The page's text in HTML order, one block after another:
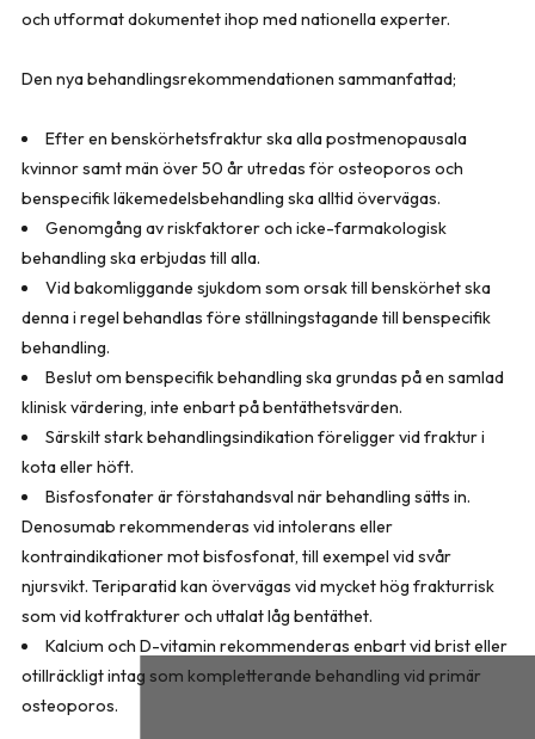
och utformat dokumentet ihop med nationella experter.
Den nya behandlingsrekommendationen sammanfattad;
Efter en benskörhetsfraktur ska alla postmenopausala
kvinnor samt män över 50 år utredas för osteoporos och
benspecifik läkemedelsbehandling ska alltid övervägas.
Genomgång av riskfaktorer och icke-farmakologisk
behandling ska erbjudas till alla.
Vid bakomliggande sjukdom som orsak till benskörhet ska
denna i regel behandlas före ställningstagande till benspecifik
behandling.
Beslut om benspecifik behandling ska grundas på en samlad
klinisk värdering, inte enbart på bentäthetsvärden.
Särskilt stark behandlingsindikation föreligger vid fraktur i
kota eller höft.
Bisfosfonater är förstahandsval när behandling sätts in.
Denosumab rekommenderas vid intolerans eller
kontraindikationer mot bisfosfonat, till exempel vid svår
njursvikt. Teriparatid kan övervägas vid mycket hög frakturrisk
som vid kotfrakturer och uttalat låg bentäthet.
Kalcium och D-vitamin rekommenderas enbart vid brist eller
otillräckligt intag som kompletterande behandling vid primär
osteoporos.